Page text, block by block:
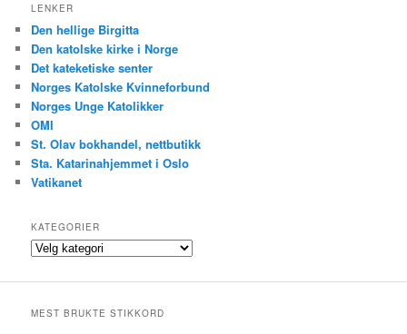
LENKER
Den hellige Birgitta
Den katolske kirke i Norge
Det kateketiske senter
Norges Katolske Kvinneforbund
Norges Unge Katolikker
OMI
St. Olav bokhandel, nettbutikk
Sta. Katarinahjemmet i Oslo
Vatikanet
KATEGORIER
Kategorier
MEST BRUKTE STIKKORD